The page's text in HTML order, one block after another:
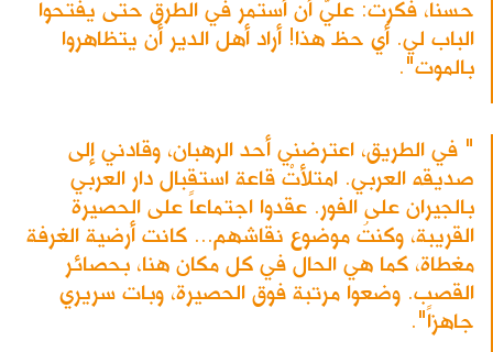
حسناً، فكرتُ: عليّ أن أستمر في الطرق حتى يفتحوا
الباب لي. أي حظ هذا! أراد أهل الدير أن يتظاهروا
بالموت".
" في الطريق، اعترضني أحد الرهبان، وقادني إلى
صديقه العربي. امتلأتْ قاعة استقبال دار العربي
بالجيران على الفور. عقدوا اجتماعاً على الحصيرة
القريبة، وكنتُ موضوع نقاشهم... كانت أرضية الغرفة
مغطاة، كما هي الحال في كل مكان هنا، بحصائر
القصب. وضعوا مرتبة فوق الحصيرة، وبات سريري
جاهزاً".